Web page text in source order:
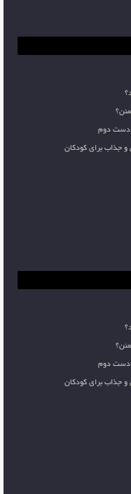
دست دوم
و جذاب برای کودکان
دست دوم
و جذاب برای کودکان